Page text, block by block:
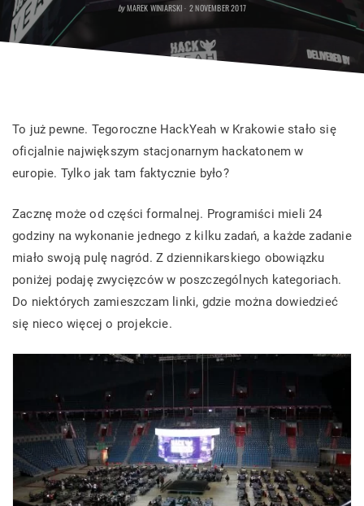
byMAREK WINIARSKI POSTED
ON
2 NOVEMBER 2017
To już pewne. Tegoroczne HackYeah w Krakowie stało się
oficjalnie największym stacjonarnym hackatonem w
europie. Tylko jak tam faktycznie było?
Zacznę może od części formalnej. Programiści mieli 24
godziny na wykonanie jednego z kilku zadań, a każde zadanie
miało swoją pulę nagród. Z dziennikarskiego obowiązku
poniżej podaję zwycięzców w poszczególnych kategoriach.
Do niektórych zamieszczam linki, gdzie można dowiedzieć
się nieco więcej o projekcie.